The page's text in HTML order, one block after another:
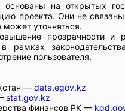
основаны на открытых
проекта. Они не
может уточняться.
прозрачности и
рамках
пользователя.
— data.egov.kz
stat.gov.kz
финансов РК —